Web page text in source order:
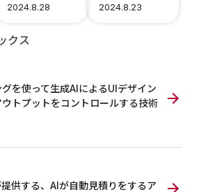
2024.8.28 2024.8.23
クス
を使って生成AIによるUIデザイン
トプットをコントロールする技術
供する、AIが自動見積りをするア